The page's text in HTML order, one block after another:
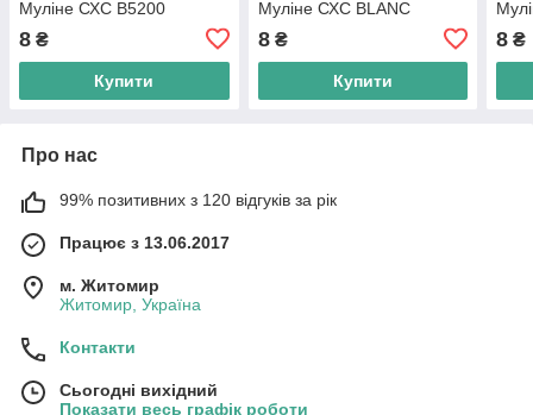
Муліне СХС B5200
8 ₴
Купити
Муліне СХС BLANC
8₴
Купити
8 ₴
Про нас
99% позитивних з 120 відгуків за рік
Працює з 13.06.2017
м. Житомир
Житомир, Україна
Контакти
Сьогодні вихідний
Показати весь графік роботи